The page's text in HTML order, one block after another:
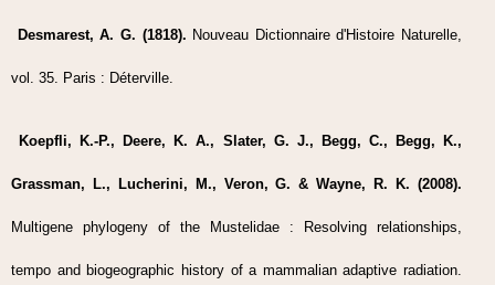
Desmarest, A. G. (1818). Nouveau Dictionnaire d'Histoire Naturelle,
vol. 35. Paris : Déterville.
Koepfli, K.-P., Deere, K. A., Slater, G. J., Begg, C., Begg, K.,
Grassman, L., Lucherini, M., Veron, G. & Wayne, R. K. (2008).
Multigene phylogeny of the Mustelidae : Resolving relationships,
tempo and biogeographic history of a mammalian adaptive radiation.